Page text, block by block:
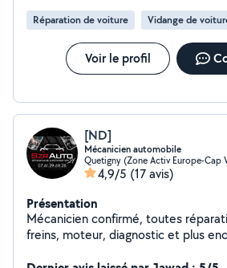
Réparation de voiture Vidange de
Voir le profil
[ND]
Mécanicien automobile
Quetigny (Zone Activ Europe-Cap
4,9/5 (17 avis)
Présentation
Mécanicien confirmé, toutes
freins, moteur, diagnostic et plus